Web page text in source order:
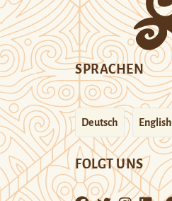
SPRACHEN
Deutsch English
FOLGT UNS